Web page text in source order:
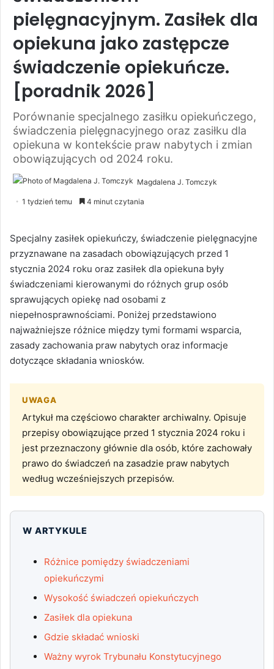
pielęgnacyjnym. Zasiłek dla
opiekuna jako zastępcze
świadczenie opiekuńcze.
[poradnik 2026]
Porównanie specjalnego zasiłku opiekuńczego,
świadczenia pielęgnacyjnego oraz zasiłku dla
opiekuna w kontekście praw nabytych i zmian
obowiązujących od 2024 roku.
Magdalena J. Tomczyk
1 tydzień temu 4 minut czytania
Specjalny zasiłek opiekuńczy, świadczenie pielęgnacyjne
przyznawane na zasadach obowiązujących przed 1
stycznia 2024 roku oraz zasiłek dla opiekuna były
świadczeniami kierowanymi do różnych grup osób
sprawujących opiekę nad osobami z
niepełnosprawnościami. Poniżej przedstawiono
najważniejsze różnice między tymi formami wsparcia,
zasady zachowania praw nabytych oraz informacje
dotyczące składania wniosków.
UWAGA
Artykuł ma częściowo charakter archiwalny. Opisuje
przepisy obowiązujące przed 1 stycznia 2024 roku i
jest przeznaczony głównie dla osób, które zachowały
prawo do świadczeń na zasadzie praw nabytych
według wcześniejszych przepisów.
W ARTYKULE
Różnice pomiędzy świadczeniami
opiekuńczymi
Wysokość świadczeń opiekuńczych
Zasiłek dla opiekuna
Gdzie składać wnioski
Ważny wyrok Trybunału Konstytucyjnego